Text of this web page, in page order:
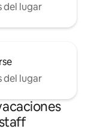
del lugar
del lugar